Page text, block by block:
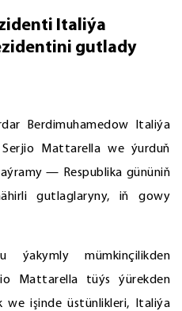
Italiýa
gutlady
Berdimuhamedow Italiýa
Serjio Mattarella we ýurduň
— Respublika gününiň
gutlaglaryny, iň gowy
ýakymly mümkinçilikden
Mattarella tüýs ýürekden
we işinde üstünlikleri, Italiýa